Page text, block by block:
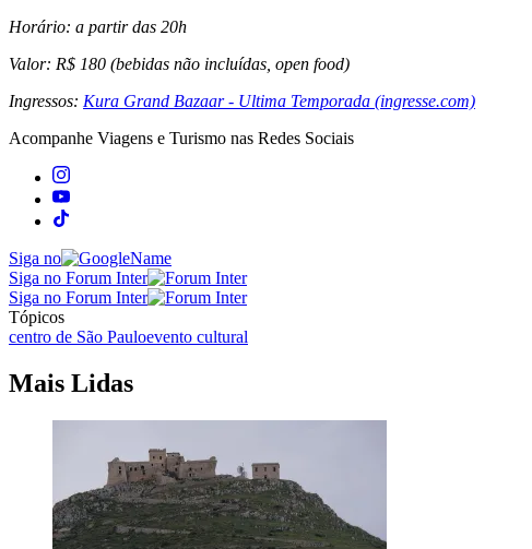
Horário: a partir das 20h
Valor: R$ 180 (bebidas não incluídas, open food)
Ingressos: Kura Grand Bazaar - Ultima Temporada (ingresse.com)
Acompanhe Viagens e Turismo nas Redes Sociais
Siga no
Siga no Forum Inter
Siga no Forum Inter
Tópicos
centro de São Pauloevento cultural
Mais Lidas